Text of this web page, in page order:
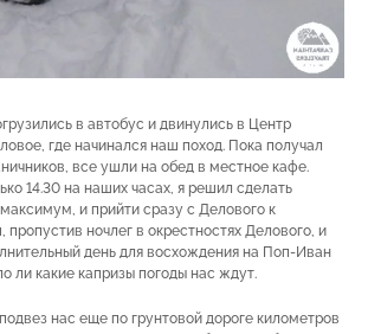
в автобус и двинулись в Центр
где начинался наш поход. Пока получал
все ушли на обед в местное кафе.
14.30 на наших часах, я решил сделать
и прийти сразу с Делового к
ночлег в окрестностях Делового, и
день для восхождения на Поп-Иван
ли какие капризы погоды нас ждут.
нас еще по грунтовой дороге километров